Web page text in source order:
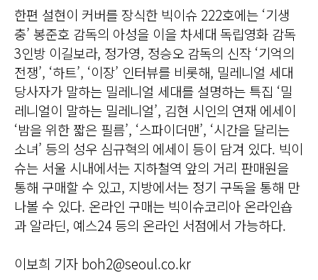
한편 설현이 커버를 장식한 빅이슈 222호에는 ‘기생
충’ 봉준호 감독의 아성을 이을 차세대 독립영화 감독
3인방 이길보라, 정가영, 정승오 감독의 신작 ‘기억의
전쟁’, ‘하트’, ‘이장’ 인터뷰를 비롯해, 밀레니얼 세대
당사자가 말하는 밀레니얼 세대를 설명하는 특집 ‘밀
레니얼이 말하는 밀레니얼’, 김현 시인의 연재 에세이
‘밤을 위한 짧은 필름’, ‘스파이더맨’, ‘시간을 달리는
소녀’ 등의 성우 심규혁의 에세이 등이 담겨 있다. 빅이
슈는 서울 시내에서는 지하철역 앞의 거리 판매원을
통해 구매할 수 있고, 지방에서는 정기 구독을 통해 만
나볼 수 있다. 온라인 구매는 빅이슈코리아 온라인숍
과 알라딘, 예스24 등의 온라인 서점에서 가능하다.
이보희 기자 boh2@seoul.co.kr